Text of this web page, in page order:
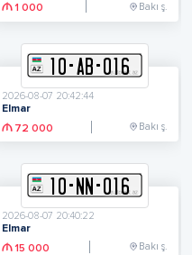
1 000
Bakı ş.
10-AB-016
2026-08-07 20:42:44
Elmar
72 000
Bakı ş.
10- N N -016
2026-08-07 20:40:22
Elmar
15 000
Bakı ş.